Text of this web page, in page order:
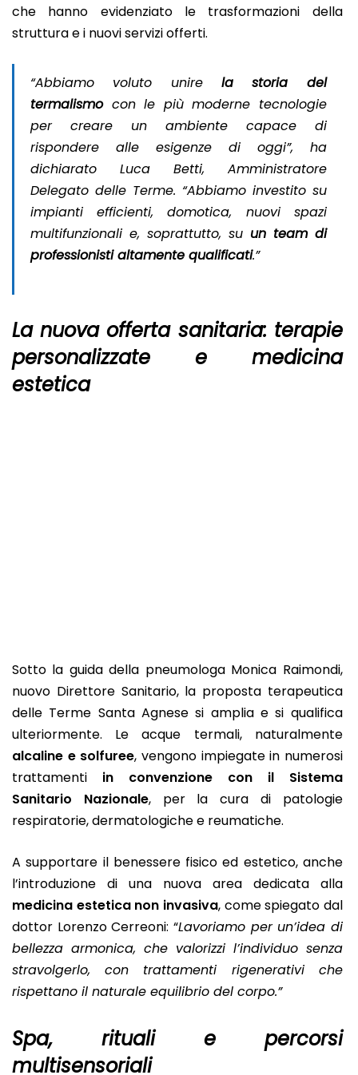
che hanno evidenziato le trasformazioni della
struttura e i nuovi servizi offerti.
“Abbiamo voluto unirela storia del
termalismocon le più moderne tecnologie
per creare un ambiente capace di
rispondere alle esigenze di oggi”, ha
dichiarato Luca Betti, Amministratore
Delegato delle Terme. “Abbiamo investito su
impianti efficienti, domotica, nuovi spazi
multifunzionali e, soprattutto, su un team di
professionisti altamente qualificati.”
La nuova offerta sanitaria: terapie
personalizzate e medicina
estetica
Sotto la guida della pneumologa Monica Raimondi,
nuovo Direttore Sanitario, la proposta terapeutica
delle Terme Santa Agnese si amplia e si qualifica
ulteriormente. Le acque termali, naturalmente
alcaline e solfuree, vengono impiegate in numerosi
trattamenti in convenzione con il Sistema
Sanitario Nazionale, per la cura di patologie
respiratorie, dermatologiche e reumatiche.
A supportare il benessere fisico ed estetico, anche
l’introduzione di una nuova area dedicata alla
medicina estetica non invasiva, come spiegato dal
dottor Lorenzo Cerreoni: “Lavoriamo per un’idea di
bellezza armonica, che valorizzi l’individuo senza
stravolgerlo, con trattamenti rigenerativi che
rispettano il naturale equilibrio del corpo.”
Spa, rituali e percorsi
multisensoriali